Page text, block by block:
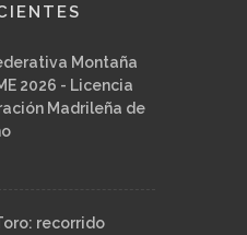
Montaña
2026 - Licencia
Madrileña de
recorrido